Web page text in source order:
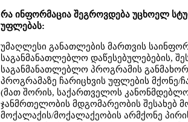
რა ინფორმაცია შეგროვდება უცხოელ
უფლებას:
უმაღლესი განათლების მართვის
საგანმანათლებლო დაწესებულებების,
საგანმანათლებლო პროგრამის
პროგრამაზე ჩარიცხვის უფლების მქონე/
(მათ შორის, საქართველოს
ჯანმრთელობის მდგომარეობის შესახებ
მოქალაქის/მოქალაქეობის არმქონე